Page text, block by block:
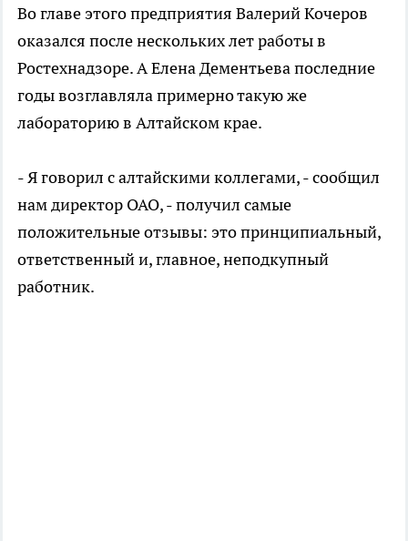
Во главе этого предприятия Валерий Кочеров
оказался после нескольких лет работы в
Ростехнадзоре. А Елена Дементьева последние
годы возглавляла примерно такую же
лабораторию в Алтайском крае.
- Я говорил с алтайскими коллегами, - сообщил
нам директор ОАО, - получил самые
положительные отзывы: это принципиальный,
ответственный и, главное, неподкупный
работник.